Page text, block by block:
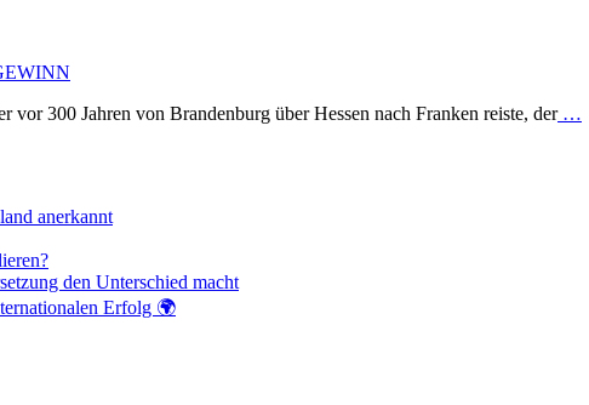
vor 300 Jahren von Brandenburg über Hessen nach Franken reiste, der…
anerkannt
den Unterschied macht
Erfolg 🌍